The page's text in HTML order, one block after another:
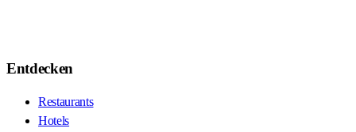
Entdecken
Restaurants
Hotels